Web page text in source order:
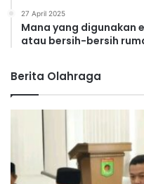
27 April 2025
Mana yang digunakan
atau bersih-bersih
Berita Olahraga